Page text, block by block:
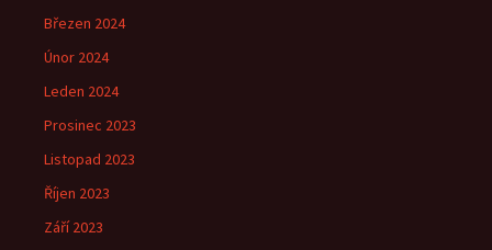
Březen 2024
Únor 2024
Leden 2024
Prosinec 2023
Listopad 2023
Říjen 2023
Září 2023